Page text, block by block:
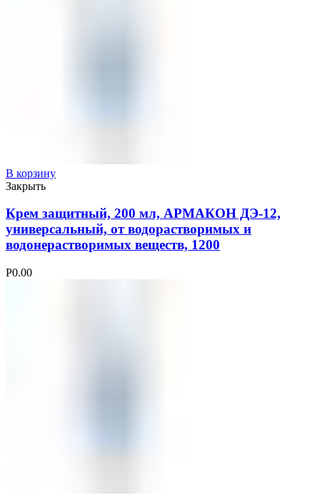
В корзину
Закрыть
Крем защитный, 200 мл, АРМАКОН ДЭ-12,
универсальный, от водорастворимых и
водонерастворимых веществ, 1200
Р0.00